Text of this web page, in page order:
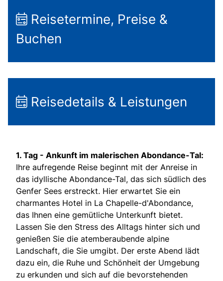
Reisetermine, Preise &
Buchen
Reisedetails & Leistungen
1. Tag - Ankunft im malerischen Abondance-Tal:
Ihre aufregende Reise beginnt mit der Anreise in
das idyllische Abondance-Tal, das sich südlich des
Genfer Sees erstreckt. Hier erwartet Sie ein
charmantes Hotel in La Chapelle-d'Abondance,
das Ihnen eine gemütliche Unterkunft bietet.
Lassen Sie den Stress des Alltags hinter sich und
genießen Sie die atemberaubende alpine
Landschaft, die Sie umgibt. Der erste Abend lädt
dazu ein, die Ruhe und Schönheit der Umgebung
zu erkunden und sich auf die bevorstehenden